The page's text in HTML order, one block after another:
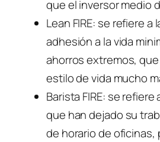
que el inversor medio
Lean FIRE: se refiere a
adhesión a la vida
ahorros extremos,
estilo de vida mucho
Barista FIRE: se
que han dejado su
de horario de oficinas,